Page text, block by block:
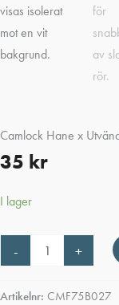
Camlock Hane x
35 kr
I lager
-
Hane
Utvändig
+
Artikelnr: CMF75B027